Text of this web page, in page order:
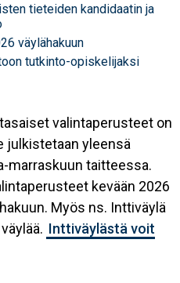
tieteiden kandidaatin ja
väylähakuun
tutkinto-opiskelijaksi
valintaperusteet on
julkistetaan yleensä
marraskuun taitteessa.
kevään 2026
Myös ns. Inttiväylä
Inttiväylästä voit